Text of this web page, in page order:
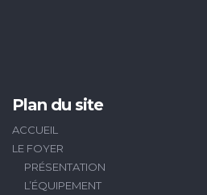
Plan du site
ACCUEIL
LE FOYER
PRÉSENTATION
L’ÉQUIPEMENT